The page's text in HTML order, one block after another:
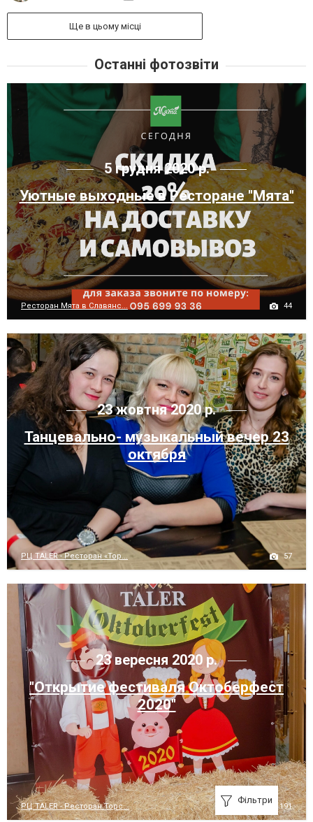
Ще в цьому місці
Останні фотозвіти
5 грудня 2020 р.
Уютные выходные в Ресторане "Мята"
Ресторан Мята в Славянс... 44
23 жовтня 2020 р.
Танцевально- музыкальный вечер 23
октября
РЦ TALER - Ресторан «Тор... 57
23 вересня 2020 р.
"Открытие фестиваля Октоберфест
2020"
РЦ TALER - Ресторан Торс... 191
Фільтри